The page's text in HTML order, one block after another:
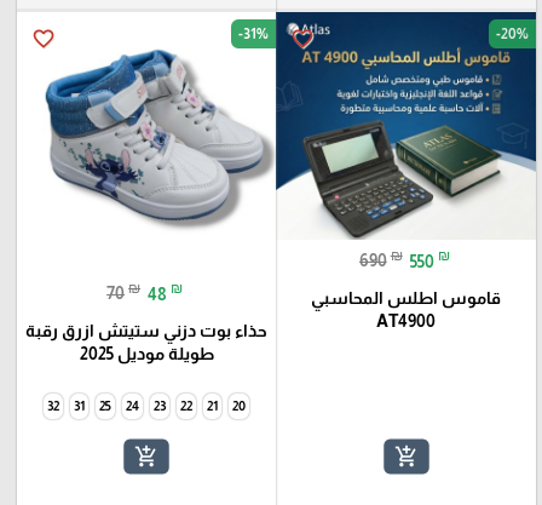
favorite_border -20%
690 ₪ 550 ₪
قاموس اطلس المحاسبي
AT4900
add_shopping_cart
favorite_border -31%
70 ₪ 48 ₪
حذاء بوت دزني ستيتش ازرق رقبة
طويلة موديل 2025
20
21
22
23
24
25
31
32
add_shopping_cart